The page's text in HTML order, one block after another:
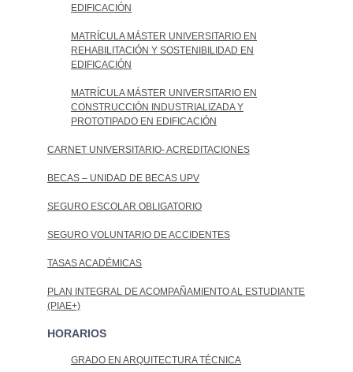
EDIFICACIÓN
MATRÍCULA MÁSTER UNIVERSITARIO EN
REHABILITACIÓN Y SOSTENIBILIDAD EN
EDIFICACIÓN
MATRÍCULA MÁSTER UNIVERSITARIO EN
CONSTRUCCIÓN INDUSTRIALIZADA Y
PROTOTIPADO EN EDIFICACIÓN
CARNET UNIVERSITARIO- ACREDITACIONES
BECAS – UNIDAD DE BECAS UPV
SEGURO ESCOLAR OBLIGATORIO
SEGURO VOLUNTARIO DE ACCIDENTES
TASAS ACADÉMICAS
PLAN INTEGRAL DE ACOMPAÑAMIENTO AL ESTUDIANTE
(PIAE+)
HORARIOS
GRADO EN ARQUITECTURA TÉCNICA